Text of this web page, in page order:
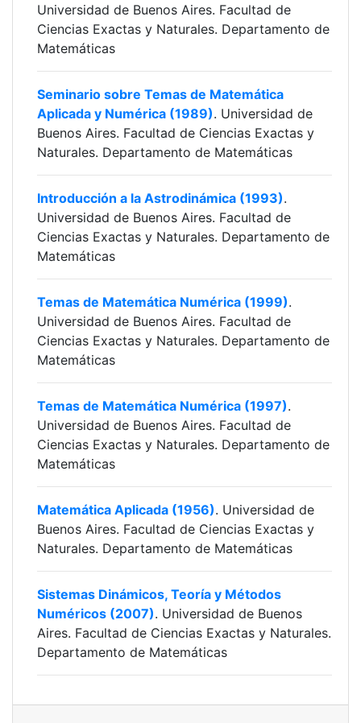
Universidad de Buenos Aires. Facultad de
Ciencias Exactas y Naturales. Departamento de
Matemáticas
Seminario sobre Temas de Matemática
Aplicada y Numérica (1989). Universidad de
Buenos Aires. Facultad de Ciencias Exactas y
Naturales. Departamento de Matemáticas
Introducción a la Astrodinámica (1993).
Universidad de Buenos Aires. Facultad de
Ciencias Exactas y Naturales. Departamento de
Matemáticas
Temas de Matemática Numérica (1999).
Universidad de Buenos Aires. Facultad de
Ciencias Exactas y Naturales. Departamento de
Matemáticas
Temas de Matemática Numérica (1997).
Universidad de Buenos Aires. Facultad de
Ciencias Exactas y Naturales. Departamento de
Matemáticas
Matemática Aplicada (1956). Universidad de
Buenos Aires. Facultad de Ciencias Exactas y
Naturales. Departamento de Matemáticas
Sistemas Dinámicos, Teoría y Métodos
Numéricos (2007). Universidad de Buenos
Aires. Facultad de Ciencias Exactas y Naturales.
Departamento de Matemáticas